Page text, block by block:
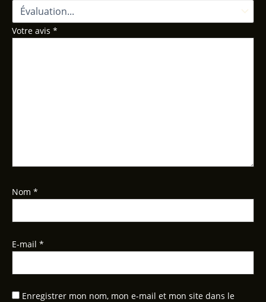
Votre avis *
Nom *
E-mail *
Enregistrer mon nom, mon e-mail et mon site dans le